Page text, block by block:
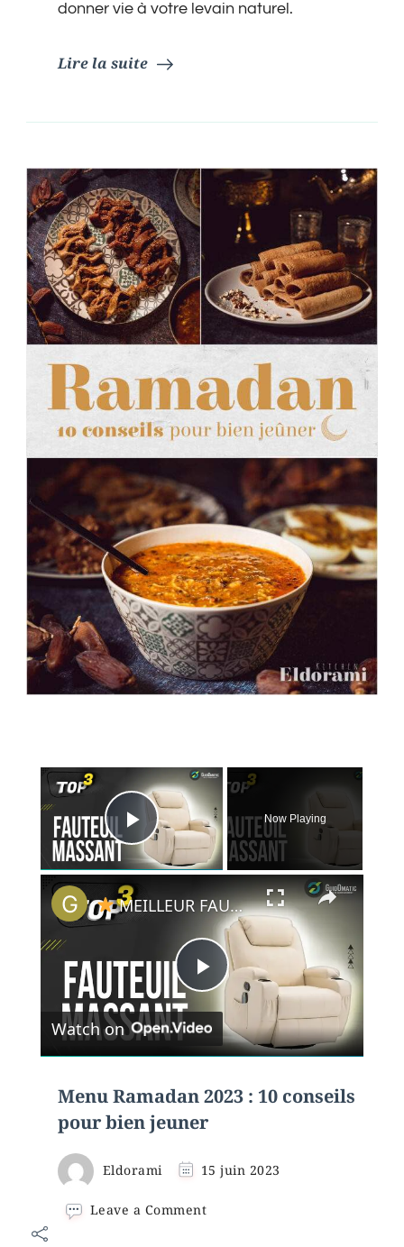
donner vie à votre levain naturel.
Lire la suite
×
Play Video
Now Playing
×
Play
Video
MEILLEUR FAUTEUIL MASSANT (2022) - Comparatif & Guide d'achat
Watch on
Menu Ramadan 2023 : 10 conseils
pour bien jeuner
Eldorami 15 juin 2023
Leave a Commenton